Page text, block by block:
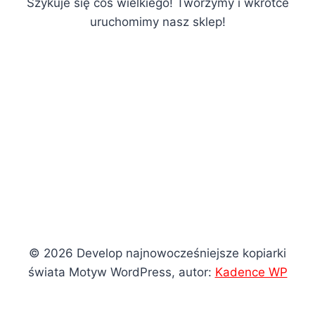
uruchomimy nasz sklep!
© 2026 Develop najnowocześniejsze kopiarki
świata Motyw WordPress, autor: Kadence WP